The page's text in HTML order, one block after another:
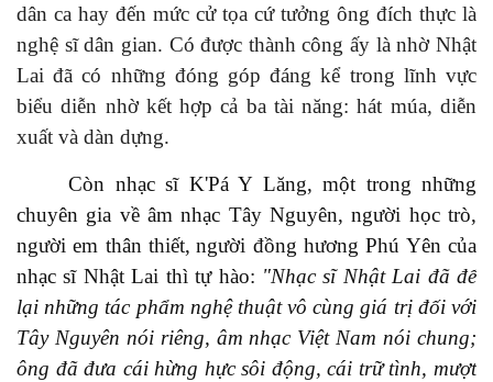
dân ca hay đến mức cử tọa cứ tưởng ông đích thực là
nghệ sĩ dân gian. Có được thành công ấy là nhờNhật
Lai đã có những đóng góp đáng kể trong lĩnh vực
biểu diễn nhờ kết hợp cả ba tàinăng:hát múa, diễn
xuất và dàn dựng.
Còn nhạc sĩ K'Pá Y Lăng,một trong những
chuyên gia về âm nhạc Tây Nguyên, người học trò,
người em thân thiết, người đồng hương Phú Yêncủa
nhạc sĩ Nhật Lai thì tự hào: "Nhạc sĩ Nhật Lai đã để
lại những tác phẩm nghệ thuật vô cùng giá trị đối với
Tây Nguyên nói riêng, âm nhạc Việt Nam nói chung;
ông đã đưa cái hừng hực sôi động, cái trữ tình, mượt